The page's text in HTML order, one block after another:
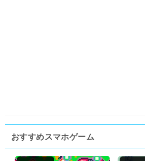
おすすめスマホゲーム